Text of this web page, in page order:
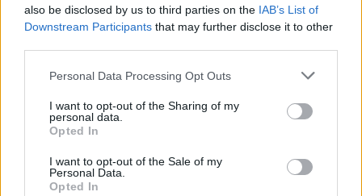
also be disclosed by us to third parties on the IAB’s List of
Downstream Participants that may further disclose it to other
Personal Data Processing Opt Outs
I want to opt-out of the Sharing of my
personal data.
Opted In
I want to opt-out of the Sale of my
Personal Data.
Opted In
Amire többmillióan vártunk: szombattól másodfokúra